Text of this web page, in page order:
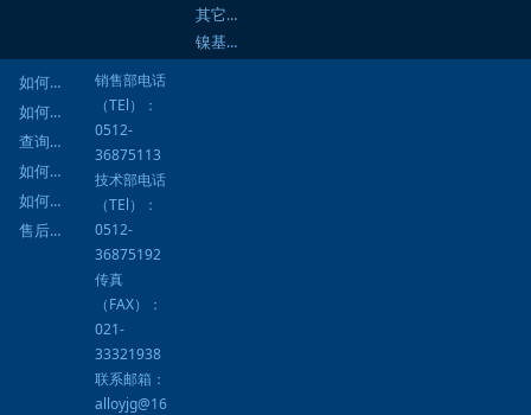
销售部电话
（TEl）：
0512-
36875113
技术部电话
（TEl）：
0512-
36875192
传真
（FAX）：
021-
33321938
联系邮箱：
alloyjg@16
其它合金
镍基焊材
如何询价
如何订购
查询进度
如何结算
如何提货
售后服务